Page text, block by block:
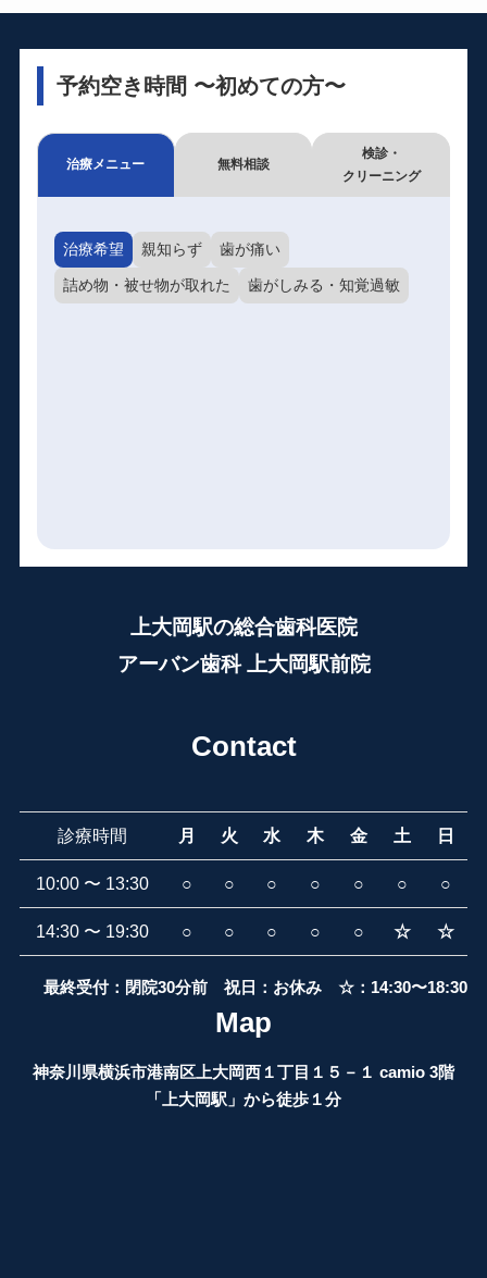
予約空き時間 〜初めての方〜
治療メニュー 無料相談
検診・
クリーニング
治療希望 親知らず 歯が痛い
詰め物・被せ物が取れた 歯がしみる・知覚過敏
上大岡駅の総合歯科医院
アーバン歯科 上大岡駅前院
Contact
診療時間 月 火 水 木 金 土 日
10:00 〜 13:30 ○ ○ ○ ○ ○ ○ ○
14:30 〜 19:30 ○ ○ ○ ○ ○ ☆ ☆
最終受付：閉院30分前 祝日：お休み ☆：14:30〜18:30
Map
神奈川県横浜市港南区上大岡西１丁目１５－１ camio 3階
「上大岡駅」から徒歩１分